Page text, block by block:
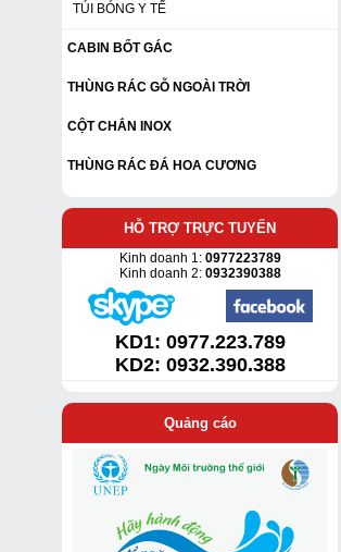
TÚI BÓNG Y TẾ
CABIN BỐT GÁC
THÙNG RÁC GỖ NGOÀI TRỜI
CỘT CHẮN INOX
THÙNG RÁC ĐÁ HOA CƯƠNG
HỖ TRỢ TRỰC TUYẾN
Kinh doanh 1:0977223789
Kinh doanh 2: 0932390388
KD1: 0977.223.789
KD2: 0932.390.388
Quảng cáo